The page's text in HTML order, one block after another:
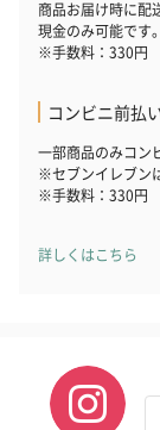
お酒
※20歳未満の方へ
ディット（712円）
商品お届け時に配
現金のみ可能です。
※手数料：330円
コンビニ前払
一部商品のみコン
※セブンイレブン
※手数料：330円
詳しくはこちら